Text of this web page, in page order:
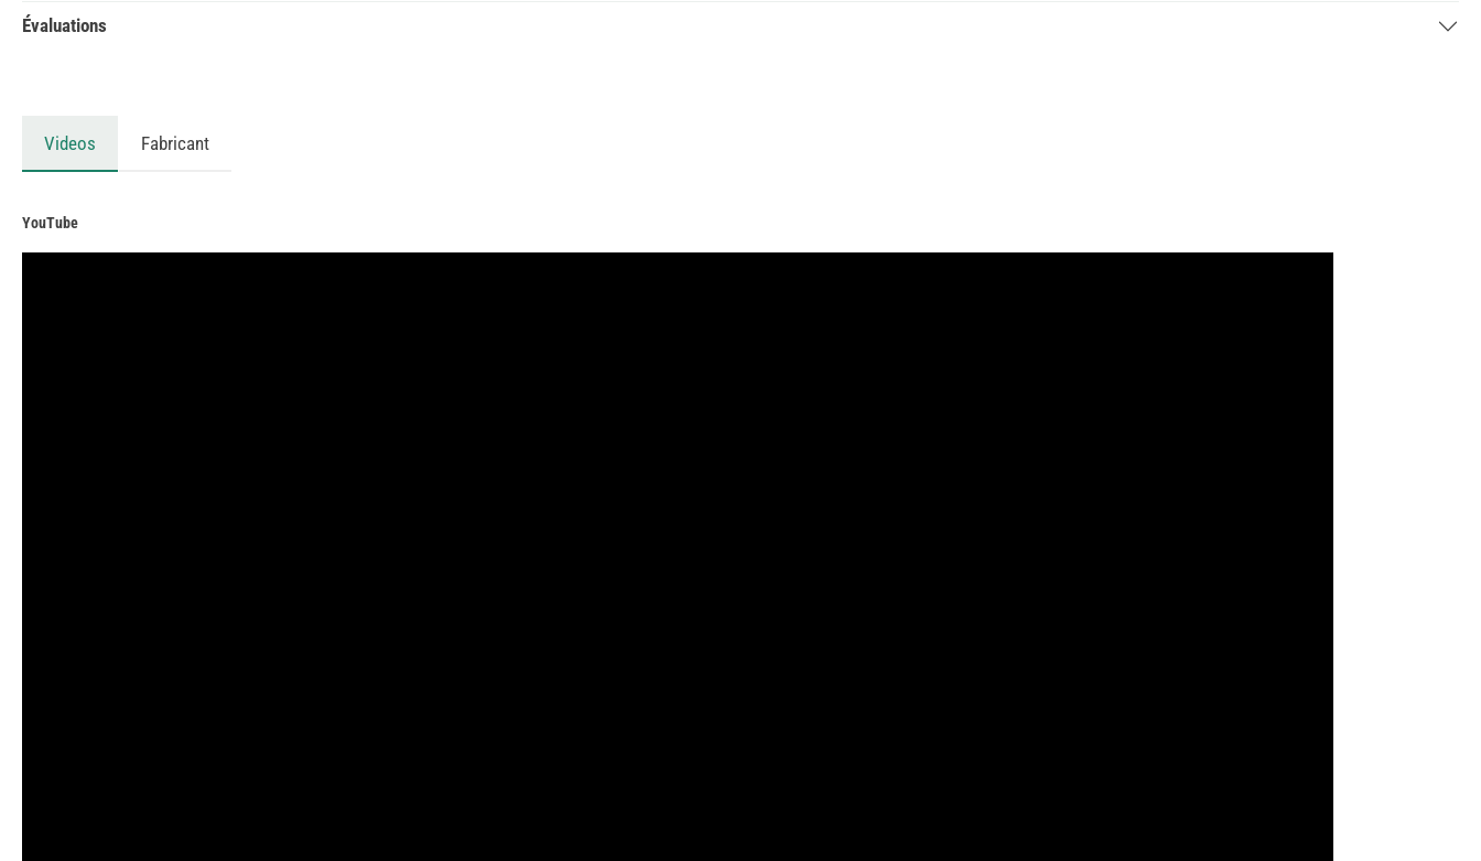
Évaluations
Videos Fabricant
YouTube